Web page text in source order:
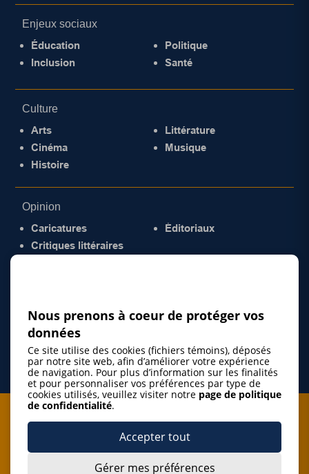
Enjeux sociaux
Éducation
Inclusion
Politique
Santé
Culture
Arts
Cinéma
Histoire
Littérature
Musique
Opinion
Caricatures
Critiques littéraires
Éditoriaux
Je m'abonne à l'infolettre
Nous prenons à coeur de protéger vos
données
Ce site utilise des cookies (fichiers témoins), déposés
par notre site web, afin d’améliorer votre expérience
de navigation. Pour plus d’information sur les finalités
et pour personnaliser vos préférences par type de
cookies utilisés, veuillez visiter notre page de politique
de confidentialité.
Accepter tout
Gérer mes préférences